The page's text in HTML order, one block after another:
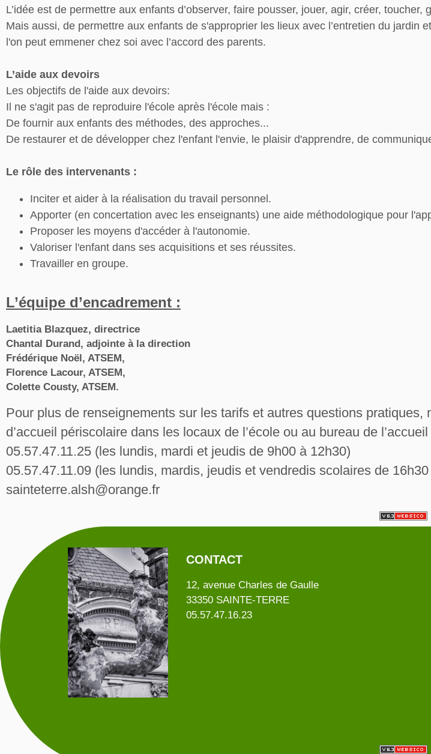
L’idée est de permettre aux enfants d’observer, faire pousser, jouer, agir, créer,
Mais aussi, de permettre aux enfants de s'approprier les lieux avec l’entretien du
l'on peut emmener chez soi avec l’accord des parents.
L’aide aux devoirs
Les objectifs de l'aide aux devoirs:
Il ne s'agit pas de reproduire l'école après l'école mais :
De fournir aux enfants des méthodes, des approches...
De restaurer et de développer chez l'enfant l'envie, le plaisir d'apprendre, de
Le rôle des intervenants :
Inciter et aider à la réalisation du travail personnel.
Apporter (en concertation avec les enseignants) une aide méthodologique pour
Proposer les moyens d'accéder à l'autonomie.
Valoriser l'enfant dans ses acquisitions et ses réussites.
Travailler en groupe.
L’équipe d’encadrement :
Laetitia Blazquez, directrice
Chantal Durand, adjointe à la direction
Frédérique Noël, ATSEM,
Florence Lacour, ATSEM,
Colette Cousty, ATSEM.
Pour plus de renseignements sur les tarifs et autres questions
d’accueil périscolaire dans les locaux de l’école ou au bureau de
05.57.47.11.25 (les lundis, mardi et jeudis de 9h00 à 12h30)
05.57.47.11.09 (les lundis, mardis, jeudis et vendredis scolaires de
sainteterre.alsh@orange.fr
CONTACT
12, avenue Charles de Gaulle
33350 SAINTE-TERRE
05.57.47.16.23